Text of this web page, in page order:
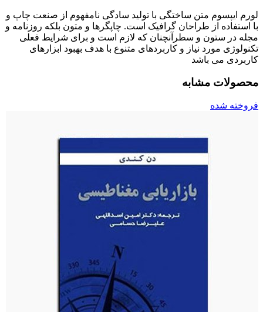
لورم ایپسوم متن ساختگی با تولید سادگی نامفهوم از صنعت چاپ و
با استفاده از طراحان گرافیک است. چاپگرها و متون بلکه روزنامه و
مجله در ستون و سطرآنچنان که لازم است و برای شرایط فعلی
تکنولوژی مورد نیاز و کاربردهای متنوع با هدف بهبود ابزارهای
کاربردی می باشد
محصولات مشابه
فروخته شده